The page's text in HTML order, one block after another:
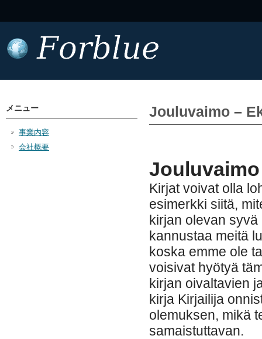
Jouluvaimo –
Kirjat voivat olla
esimerkki siitä,
kirjan olevan
kannustaa meitä
koska emme ole
voisivat hyötyä
kirjan oivaltavien
kirja Kirjailija
olemuksen, mikä
samaistuttavan.
メニュー
事業内容
会社概要